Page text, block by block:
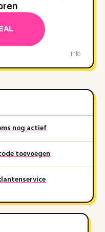
Info
nog actief
toevoegen